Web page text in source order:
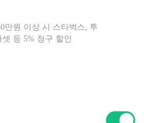
만원 이상 시 스타벅스, 투
등 5% 청구 할인